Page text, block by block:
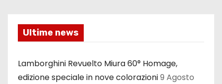
Ultime news
Lamborghini Revuelto Miura 60° Homage,
edizione speciale in nove colorazioni9 Agosto